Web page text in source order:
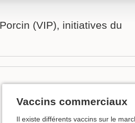
(VIP), initiatives du
Vaccins commerciaux
Il existe différents vaccins sur le